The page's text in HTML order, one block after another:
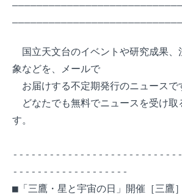
国立天文台のイベントや研究成果、
象などを、メールで
お届けする不定期発行のニュースで
どなたでも無料でニュースを受け取
す。
-------------------
■「三鷹・星と宇宙の日」開催［三鷹］